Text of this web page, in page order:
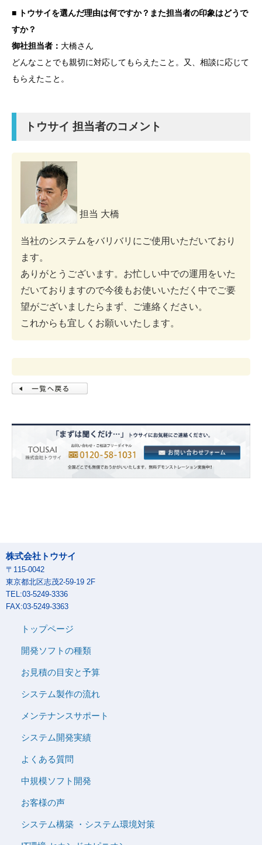
■ トウサイを選んだ理由は何ですか？また担当者の印象はどうで
すか？
御社担当者： 大橋さん
どんなことでも親切に対応してもらえたこと。又、相談に応じて
もらえたこと。
トウサイ 担当者のコメント
担当 大橋
当社のシステムをバリバリにご使用いただいており
ます。
ありがとうございます。お忙しい中での運用をいた
だいておりますので今後もお使いいただく中でご要
望がございましたらまず、ご連絡ください。
これからも宜しくお願いいたします。
株式会社トウサイ
〒115-0042
東京都北区志茂2-59-19 2F
TEL:03-5249-3336
FAX:03-5249-3363
トップページ
開発ソフトの種類
お見積の目安と予算
システム製作の流れ
メンテナンスサポート
システム開発実績
よくある質問
中規模ソフト開発
お客様の声
システム構築 ・システム環境対策